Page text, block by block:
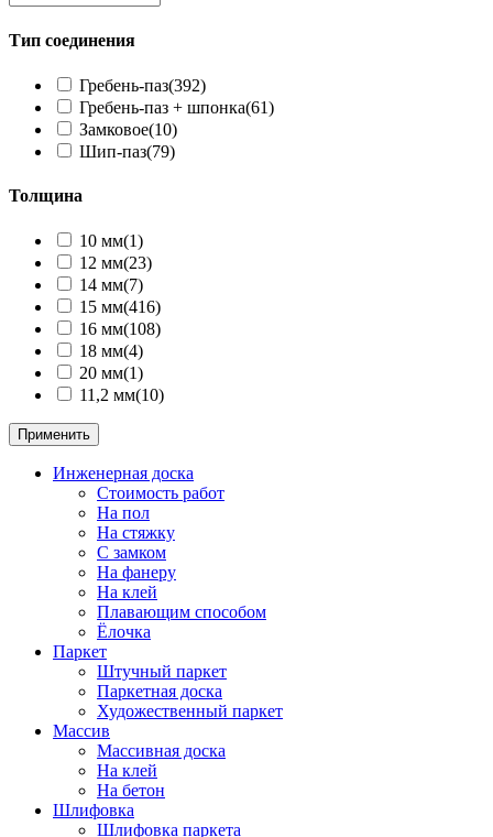
Тип соединения
Гребень-паз(392)
Гребень-паз + шпонка(61)
Замковое(10)
Шип-паз(79)
Толщина
10 мм(1)
12 мм(23)
14 мм(7)
15 мм(416)
16 мм(108)
18 мм(4)
20 мм(1)
11,2 мм(10)
Применить
Инженерная доска
Стоимость работ
На пол
На стяжку
С замком
На фанеру
Hа клей
Плавающим способом
Ёлочка
Паркет
Штучный паркет
Паркетная доска
Художественный паркет
Массив
Массивная доска
На клей
На бетон
Шлифовка
Шлифовка паркета